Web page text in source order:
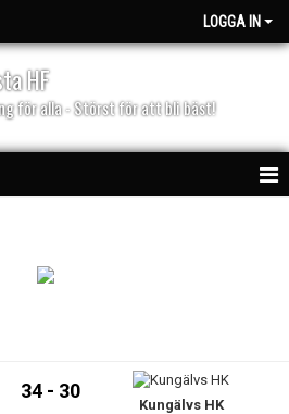
LOGGA IN
HF
för alla - Störst för att bli bäst!
34 - 30
Kungälvs HK